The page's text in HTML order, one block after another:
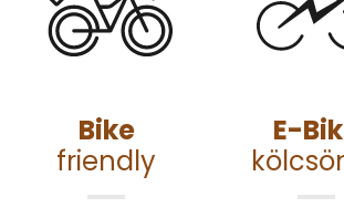
Bike
friendly
E-